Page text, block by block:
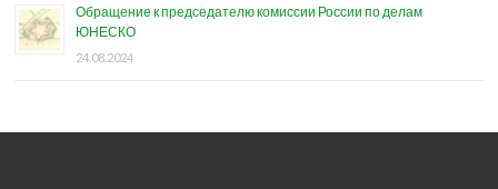
Обращение к председателю комиссии России по делам
ЮНЕСКО
24.08.2024